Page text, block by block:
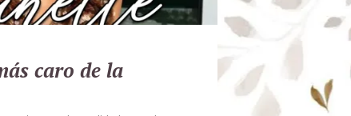
caro de la